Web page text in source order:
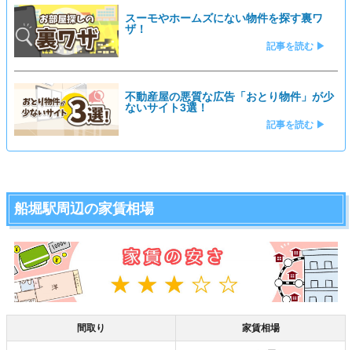
スーモやホームズにない物件を探す裏ワ
ザ！
記事を読む ▶
不動産屋の悪質な広告「おとり物件」が少
ないサイト3選！
記事を読む ▶
船堀駅周辺の家賃相場
間取り 家賃相場